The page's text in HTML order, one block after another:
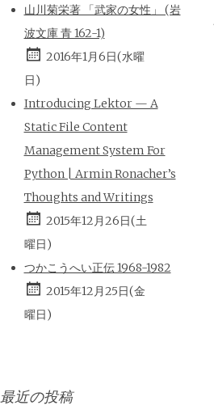
山川菊栄著 「武家の女性」 (岩
波文庫 青 162-1)
2016年1月6日(水曜
日)
Introducing Lektor — A
Static File Content
Management System For
Python | Armin Ronacher’s
Thoughts and Writings
2015年12月26日(土
曜日)
つかこうへい正伝 1968-1982
2015年12月25日(金
曜日)
最近の投稿